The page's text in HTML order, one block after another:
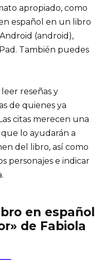
apropiado, como
español en un libro
(android),
También puedes
reseñas y
de quienes ya
citas merecen una
lo ayudarán a
del libro, así como
personajes e indicar
en español
de Fabiola